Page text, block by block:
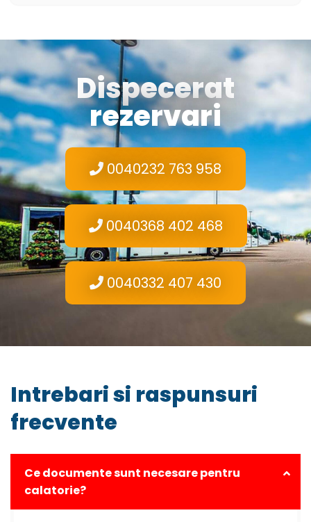
Dispecerat
rezervari
0040232 763 958
0040368 402 468
0040332 407 430
Intrebari si raspunsuri
frecvente
Ce documente sunt necesare pentru
calatorie?